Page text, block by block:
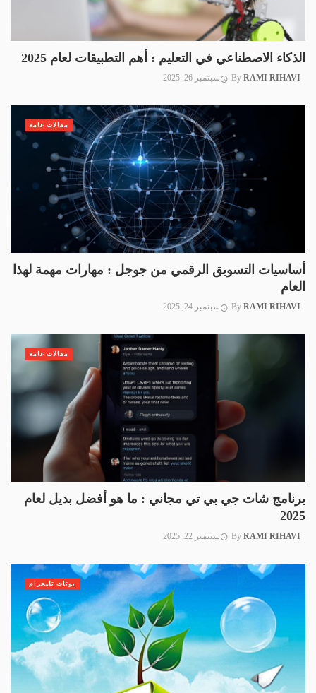
الذكاء الاصطناعي في التعليم : أهم التطبيقات لعام 2025
By RAMI RIHAVI سبتمبر 26, 2025
أساسيات التسويق الرقمي من جوجل : مهارات مهمة لهذا
العام
By RAMI RIHAVI سبتمبر 24, 2025
مقالات عامة
برنامج شات جي بي تي مجاني : ما هو أفضل بديل لعام
2025
By RAMI RIHAVI سبتمبر 22, 2025
مقالات عامة
بوتات تليجرام